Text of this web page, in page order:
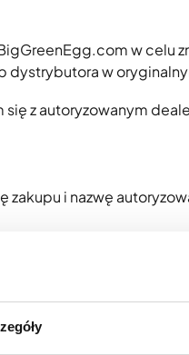
w
dystrybutora w
z autoryzowanym
i nazwę
zakupu i
cło